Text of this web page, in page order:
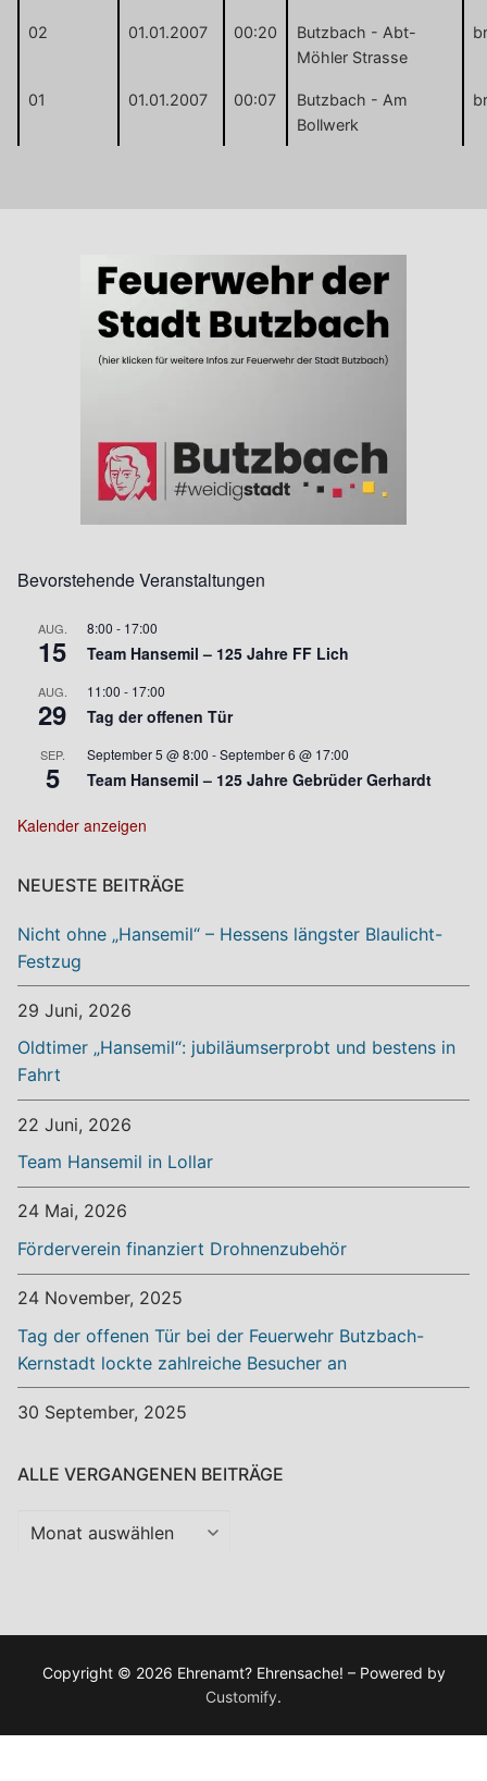
02 01.01.2007 00:20
Butzbach - Abt-
Möhler Strasse
01 01.01.2007 00:07
Butzbach - Am
Bollwerk
Bevorstehende Veranstaltungen
AUG.
15
8:00 - 17:00
Team Hansemil – 125 Jahre FF Lich
AUG.
29
11:00 - 17:00
Tag der offenen Tür
SEP.
5
September 5 @ 8:00 -September 6 @ 17:00
Team Hansemil – 125 Jahre Gebrüder Gerhardt
Kalender anzeigen
NEUESTE BEITRÄGE
Nicht ohne „Hansemil“ – Hessens längster Blaulicht-
Festzug
29 Juni, 2026
Oldtimer „Hansemil“: jubiläumserprobt und bestens in
Fahrt
22 Juni, 2026
Team Hansemil in Lollar
24 Mai, 2026
Förderverein finanziert Drohnenzubehör
24 November, 2025
Tag der offenen Tür bei der Feuerwehr Butzbach-
Kernstadt lockte zahlreiche Besucher an
30 September, 2025
ALLE VERGANGENEN BEITRÄGE
Alle
Copyright © 2026 Ehrenamt? Ehrensache! – Powered by
Customify.